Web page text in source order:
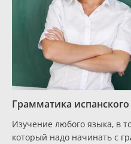
Грамматика
Изучение любого языка, в
который надо начинать с